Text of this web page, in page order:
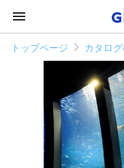
トップページ カタロ